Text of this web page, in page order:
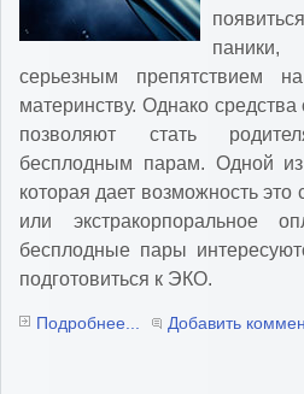
серьезным препятствием
материнству. Однако
позволяют стать
бесплодным парам. Одной
которая дает возможность
или экстракорпоральное
бесплодные пары
подготовиться к ЭКО.
Подробнее... Добавить